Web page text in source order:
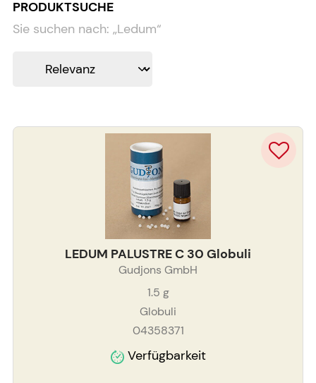
PRODUKTSUCHE
Sie suchen nach: „Ledum“
LEDUM PALUSTRE C 30 Globuli
Gudjons GmbH
1.5 g
Globuli
04358371
Verfügbarkeit